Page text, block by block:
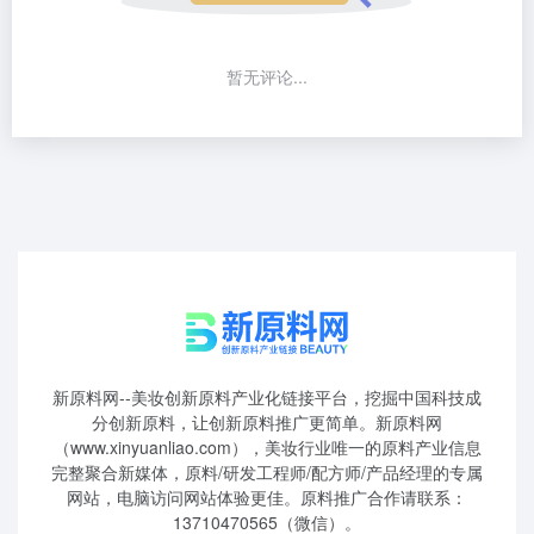
暂无评论...
新原料网--美妆创新原料产业化链接平台，挖掘中国科技成
分创新原料，让创新原料推广更简单。新原料网
（www.xinyuanliao.com），美妆行业唯一的原料产业信息
完整聚合新媒体，原料/研发工程师/配方师/产品经理的专属
网站，电脑访问网站体验更佳。原料推广合作请联系：
13710470565（微信）。